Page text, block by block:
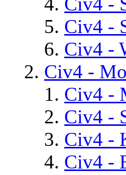
Civ4 -
Civ4 -
Civ4 -
Civ4 -
Civ4 -
Civ4 -
Civ4 -